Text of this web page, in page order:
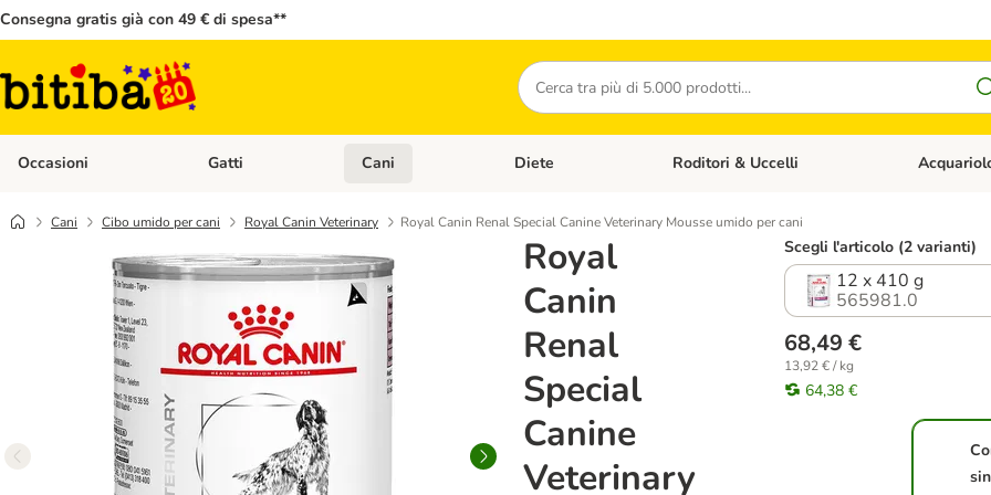
Consegna gratis già con 49 € di spesa**
Cerca
Occasioni Apri Menù Categoria: Occasioni
Gatti Apri Menù Categoria: Gatti
Cani Apri Menù Categoria: Cani
Diete Apri Menù Categoria: Diete
Roditori & Uccelli Apri Menù
Cani Cibo umido per cani Royal Canin Veterinary Royal Canin Renal Special Canine Veterinary Mousse umido per cani
Royal
Canin
Renal
Special
Canine
Veterinary
Scegli l'articolo (2 varianti)
12 x 410 g
565981.0
68,49 €
13,92 € / kg
64,38 €